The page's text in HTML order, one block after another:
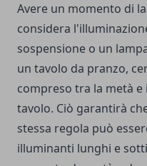
Avere un momento di
considera
sospensione o un
un tavolo da pranzo,
compreso tra la metà
tavolo. Ciò garantirà
stessa regola può
illuminanti lunghi e